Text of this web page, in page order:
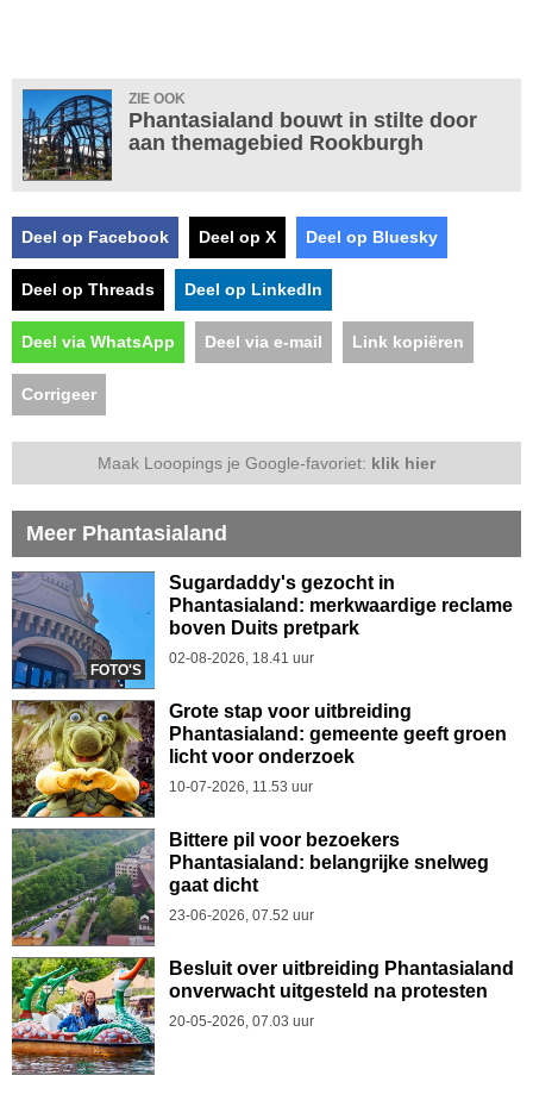
ZIE OOK
Phantasialand bouwt in stilte door
aan themagebied Rookburgh
Deel op Facebook Deel op X Deel op Bluesky
Deel op Threads Deel op LinkedIn
Deel via WhatsApp Deel via e-mail Link kopiëren
Corrigeer
Maak Looopings je Google-favoriet: klik hier
Meer Phantasialand
FOTO'S
Sugardaddy's gezocht in
Phantasialand: merkwaardige reclame
boven Duits pretpark
02-08-2026, 18.41 uur
Grote stap voor uitbreiding
Phantasialand: gemeente geeft groen
licht voor onderzoek
10-07-2026, 11.53 uur
Bittere pil voor bezoekers
Phantasialand: belangrijke snelweg
gaat dicht
23-06-2026, 07.52 uur
Besluit over uitbreiding Phantasialand
onverwacht uitgesteld na protesten
20-05-2026, 07.03 uur